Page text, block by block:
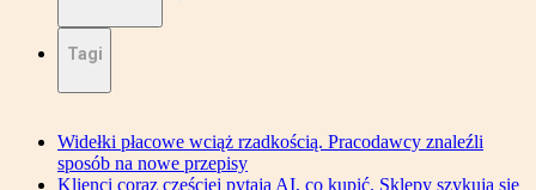
Tagi
Widełki płacowe wciąż rzadkością. Pracodawcy znaleźli
sposób na nowe przepisy
Klienci coraz częściej pytają AI, co kupić. Sklepy szykują się